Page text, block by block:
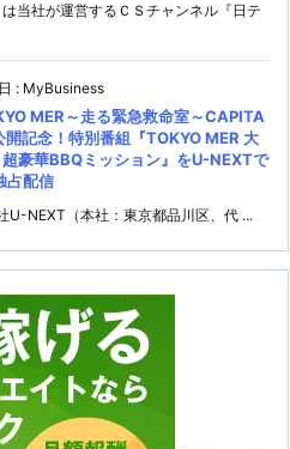
当社が運営するＣＳチャンネル『日テ
: MyBusiness
MER～走る緊急救命室～CAPITA
開記念！特別番組『TOKYO MER 大
超豪華BBQミッション』をU-NEXTで
占配信
U-NEXT（本社：東京都品川区、代 ...